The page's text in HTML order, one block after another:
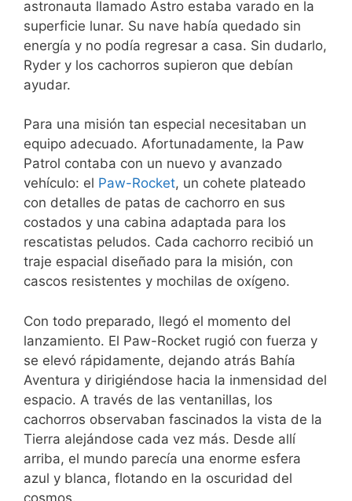
astronauta llamado Astro estaba varado en la
superficie lunar. Su nave había quedado sin
energía y no podía regresar a casa. Sin dudarlo,
Ryder y los cachorros supieron que debían
ayudar.
Para una misión tan especial necesitaban un
equipo adecuado. Afortunadamente, la Paw
Patrol contaba con un nuevo y avanzado
vehículo: el Paw-Rocket, un cohete plateado
con detalles de patas de cachorro en sus
costados y una cabina adaptada para los
rescatistas peludos. Cada cachorro recibió un
traje espacial diseñado para la misión, con
cascos resistentes y mochilas de oxígeno.
Con todo preparado, llegó el momento del
lanzamiento. El Paw-Rocket rugió con fuerza y
se elevó rápidamente, dejando atrás Bahía
Aventura y dirigiéndose hacia la inmensidad del
espacio. A través de las ventanillas, los
cachorros observaban fascinados la vista de la
Tierra alejándose cada vez más. Desde allí
arriba, el mundo parecía una enorme esfera
azul y blanca, flotando en la oscuridad del
cosmos.